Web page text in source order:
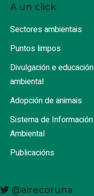
A un click
Sectores ambientais
Puntos limpos
Divulgación e educación
ambiental
Adopción de animais
Sistema de Información
Ambiental
Publicacións
@airecoruna